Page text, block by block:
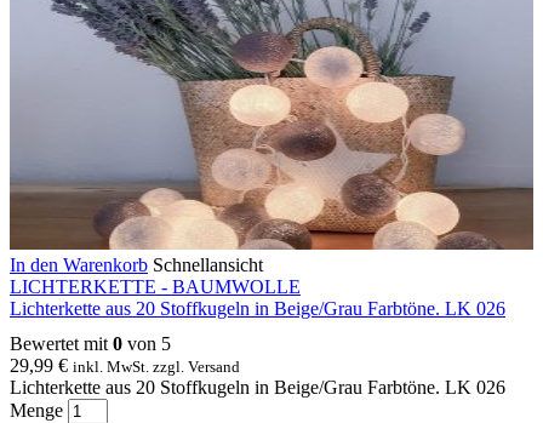
In den Warenkorb Schnellansicht
LICHTERKETTE - BAUMWOLLE
Lichterkette aus 20 Stoffkugeln in Beige/Grau Farbtöne. LK 026
Bewertet mit 0 von 5
29,99 € inkl. MwSt. zzgl. Versand
Lichterkette aus 20 Stoffkugeln in Beige/Grau Farbtöne. LK 026
Menge